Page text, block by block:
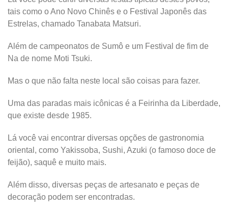
tais como o Ano Novo Chinês e o Festival Japonês das
Estrelas, chamado Tanabata Matsuri.
Além de campeonatos de Sumô e um Festival de fim de
Na de nome Moti Tsuki.
Mas o que não falta neste local são coisas para fazer.
Uma das paradas mais icônicas é a Feirinha da Liberdade,
que existe desde 1985.
Lá você vai encontrar diversas opções de gastronomia
oriental, como Yakissoba, Sushi, Azuki (o famoso doce de
feijão), saquê e muito mais.
Além disso, diversas peças de artesanato e peças de
decoração podem ser encontradas.